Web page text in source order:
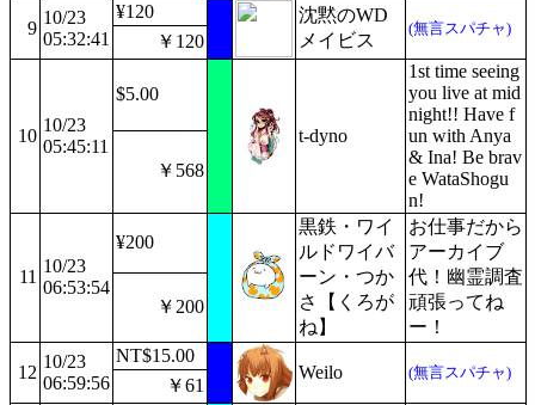
9
10/23
05:32:41
¥120
沈黙のWD
メイビス
(無言スパチャ)
￥120
10
10/23
05:45:11
$5.00
t-dyno
1st time seeing
you live at mid
night!! Have f
un with Anya
& Ina! Be brav
e WataShogu
n!
￥568
11
10/23
06:53:54
¥200
黒鉄・ワイ
ルドワイバ
ーン・つか
さ【くろが
ね】
お仕事だから
アーカイブ
代！幽霊調査
頑張ってね
ー！
￥200
12
10/23
06:59:56
NT$15.00
Weilo
(無言スパチャ)
￥61